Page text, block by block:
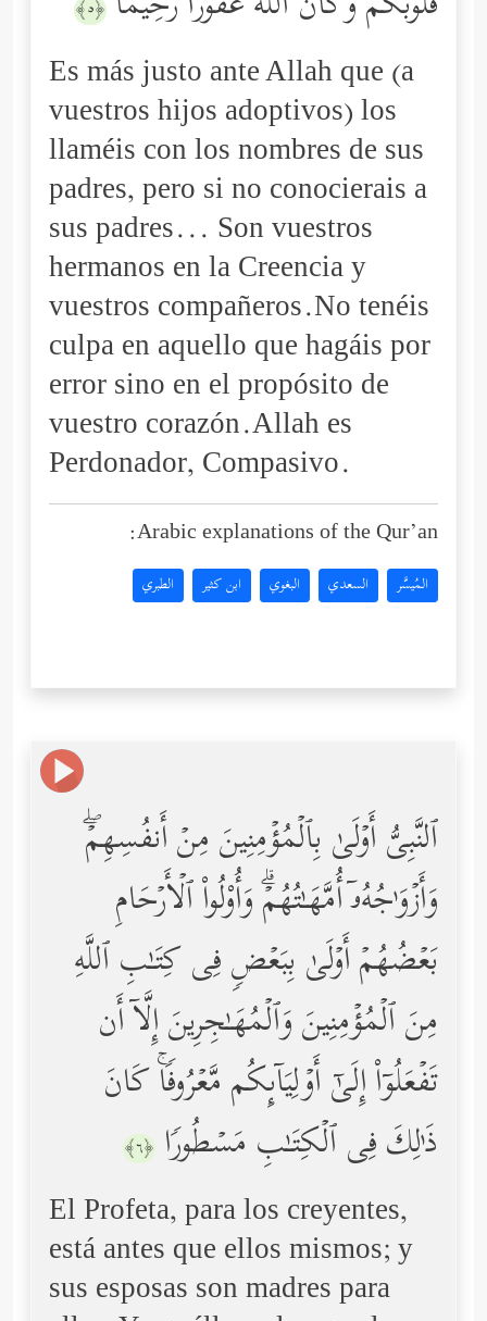
﴿٥﴾
Es más justo ante Allah que (a
vuestros hijos adoptivos) los
llaméis con los nombres de sus
padres, pero si no conocierais a
sus padres... Son vuestros
hermanos en la Creencia y
vuestros compañeros.No tenéis
culpa en aquello que hagáis por
error sino en el propósito de
vuestro corazón.Allah es
Perdonador, Compasivo.
Arabic explanations of the Qur’an:
المُيسَّر السعدي البغوي ابن كثير الطبري
ٱلنَّبِیُّ أَوۡلَىٰ بِٱلۡمُؤۡمِنِینَ مِنۡ أَنفُسِهِمۡۖ
وَأَزۡوَ ٰ⁠جُهُۥۤ أُمَّهَـٰتُهُمۡۗ وَأُوْلُواْ ٱلۡأَرۡحَامِ
بَعۡضُهُمۡ أَوۡلَىٰ بِبَعۡضࣲ فِی كِتَـٰبِ ٱللَّهِ
مِنَ ٱلۡمُؤۡمِنِینَ وَٱلۡمُهَـٰجِرِینَ إِلَّاۤ أَن
تَفۡعَلُوۤاْ إِلَىٰۤ أَوۡلِیَاۤىِٕكُم مَّعۡرُوفࣰاۚ كَانَ
ذَ ٰ⁠لِكَ فِی ٱلۡكِتَـٰبِ مَسۡطُورࣰا ﴿٦﴾
El Profeta, para los creyentes,
está antes que ellos mismos; y
sus esposas son madres para